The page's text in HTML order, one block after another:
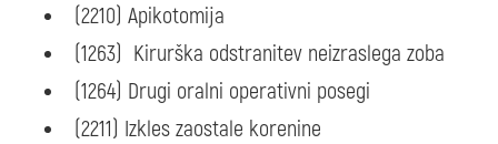
(2210) Apikotomija
(1263) Kirurška odstranitev neizraslega zoba
(1264) Drugi oralni operativni posegi
(2211) Izkles zaostale korenine